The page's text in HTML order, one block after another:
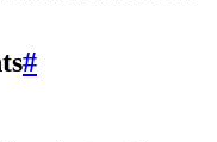
#